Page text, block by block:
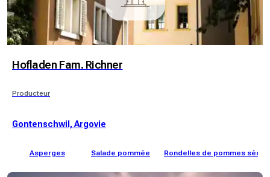
Hofladen Fam. Richner
Producteur
Gontenschwil, Argovie
Asperges Salade pommée Rondelles de pommes